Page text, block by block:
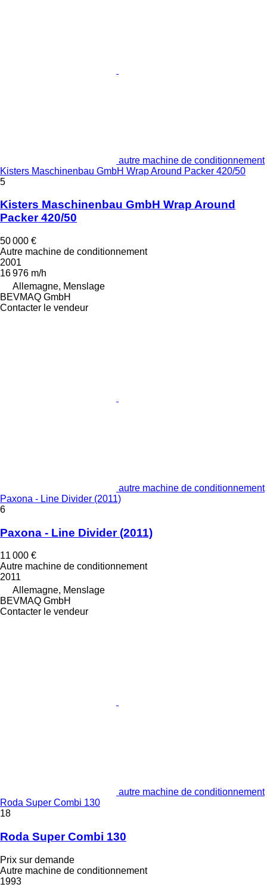
autre machine de conditionnement
Kisters Maschinenbau GmbH Wrap Around Packer 420/50
5
Kisters Maschinenbau GmbH Wrap Around
Packer 420/50
50 000 €
Autre machine de conditionnement
2001
16 976 m/h
Allemagne, Menslage
BEVMAQ GmbH
Contacter le vendeur
autre machine de conditionnement
Paxona - Line Divider (2011)
6
Paxona - Line Divider (2011)
11 000 €
Autre machine de conditionnement
2011
Allemagne, Menslage
BEVMAQ GmbH
Contacter le vendeur
autre machine de conditionnement
Roda Super Combi 130
18
Roda Super Combi 130
Prix sur demande
Autre machine de conditionnement
1993